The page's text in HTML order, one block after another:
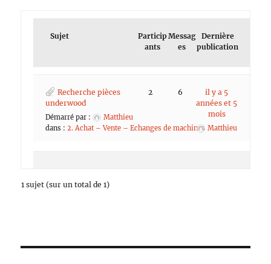
Sujet
Particip
ants
Messag
es
Dernière
publication
Recherche pièces
underwood
Démarré par :
Matthieu
dans :2. Achat – Vente – Echanges de machines
2 6
il y a 5
années et 5
mois
Matthieu
1 sujet (sur un total de 1)